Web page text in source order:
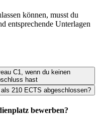
können, musst du
entsprechende Unterlagen
C1, wenn du keinen
hast
210 ECTS abgeschlossen?
bewerben?